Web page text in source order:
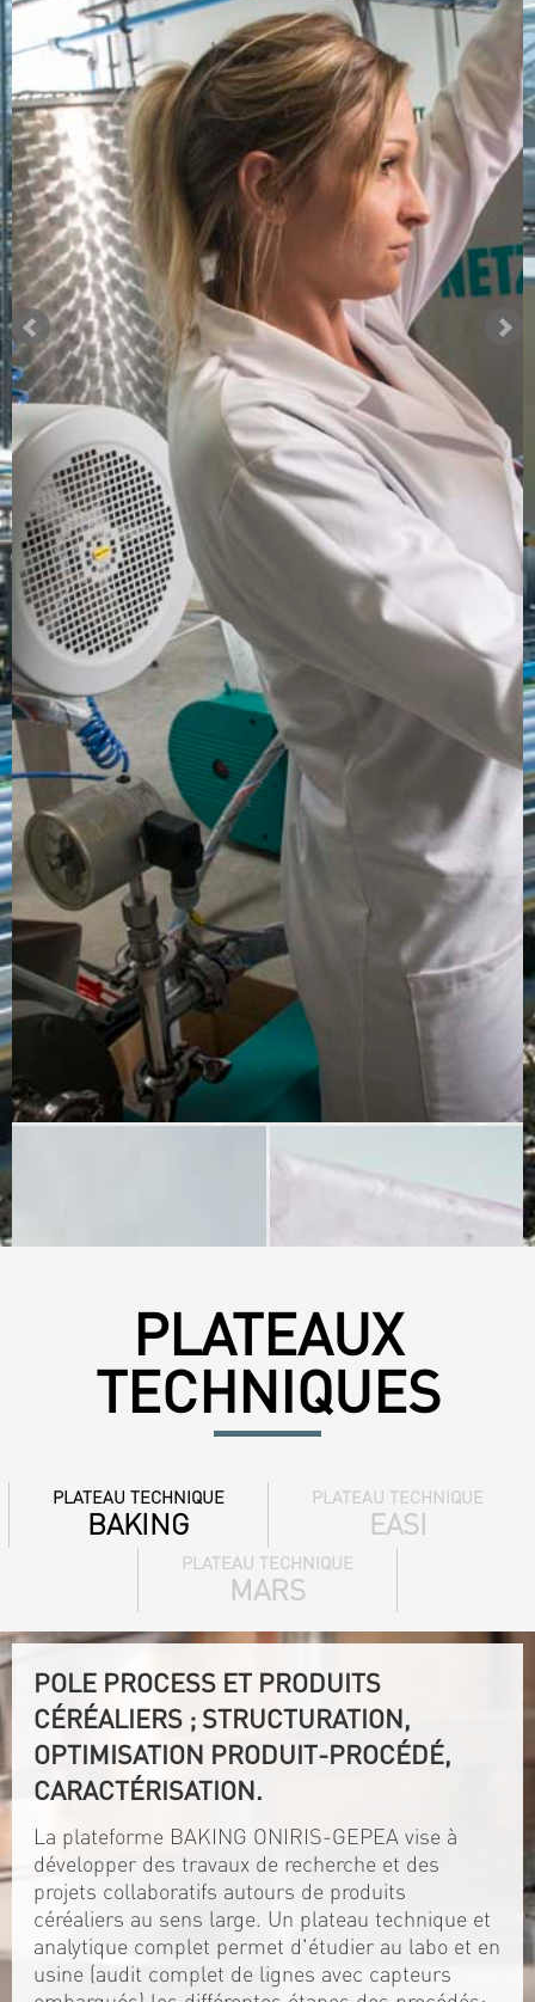
PLATEAUX
TECHNIQUES
PLATEAU TECHNIQUE
BAKING
PLATEAU TECHNIQUE
EASI
PLATEAU TECHNIQUE
MARS
POLE PROCESS ET PRODUITS
CÉRÉALIERS ; STRUCTURATION,
OPTIMISATION PRODUIT-PROCÉDÉ,
CARACTÉRISATION.
La plateforme BAKING ONIRIS-GEPEA vise à
développer des travaux de recherche et des
projets collaboratifs autours de produits
céréaliers au sens large. Un plateau technique et
analytique complet permet d'étudier au labo et en
usine (audit complet de lignes avec capteurs